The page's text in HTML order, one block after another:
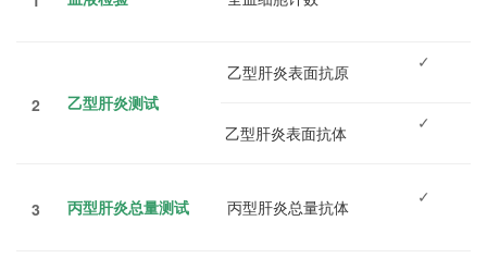
2 乙型肝炎测试
乙型肝炎表面抗原 ✓
乙型肝炎表面抗体 ✓
3 丙型肝炎总量测试 丙型肝炎总量抗体 ✓